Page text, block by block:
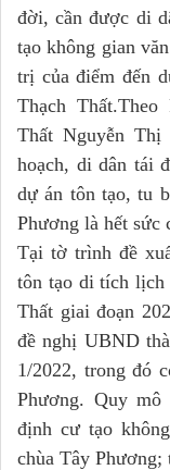
đời, cần được di
tạo không gian
trị của điểm đến
Thạch
Thất Nguyễn
hoạch, di dân tái
dự án tôn tạo, tu
Phương là hết sức
Tại tờ trình đề
tôn tạo di tích lịch
Thất giai đoạn
đề nghị UBND
1/2022, trong đó
Phương. Quy
định cư tạo
chùa Tây